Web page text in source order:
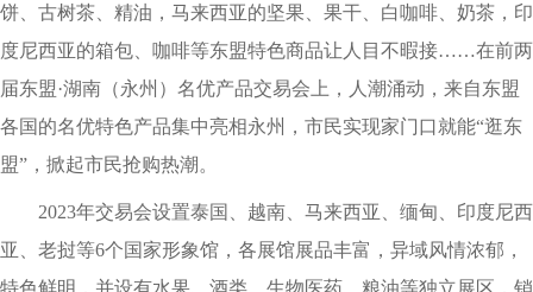
饼、古树茶、精油，马来西亚的坚果、果干、白咖啡、奶茶，印
度尼西亚的箱包、咖啡等东盟特色商品让人目不暇接……在前两
届东盟·湖南（永州）名优产品交易会上，人潮涌动，来自东盟
各国的名优特色产品集中亮相永州，市民实现家门口就能“逛东
盟”，掀起市民抢购热潮。
2023年交易会设置泰国、越南、马来西亚、缅甸、印度尼西
亚、老挝等6个国家形象馆，各展馆展品丰富，异域风情浓郁，
特色鲜明，并设有水果、酒类、生物医药、粮油等独立展区，销